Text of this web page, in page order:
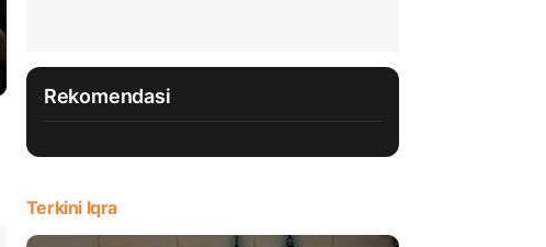
Rekomendasi
Terkini Iqra